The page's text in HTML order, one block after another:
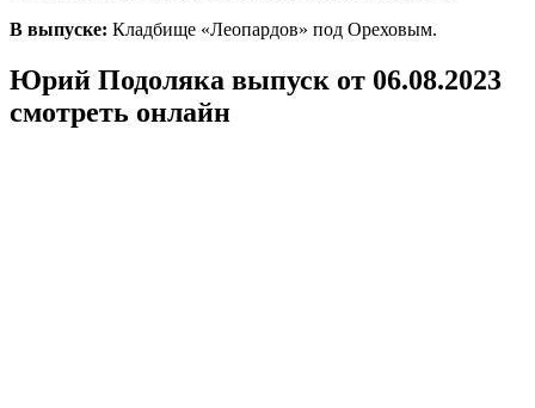
В выпуске: Кладбище «Леопардов» под Ореховым.
Юрий Подоляка выпуск от 06.08.2023
смотреть онлайн